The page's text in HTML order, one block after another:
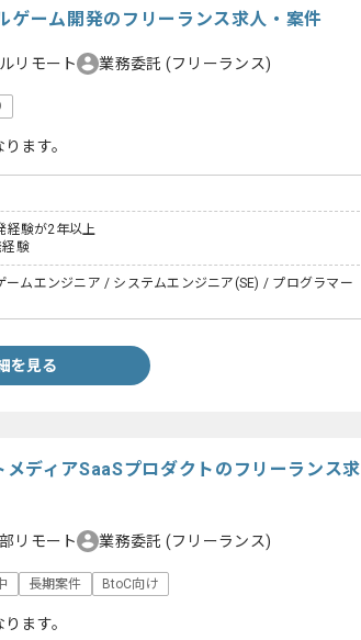
ゲーム開発のフリーランス求人・案件
リモート 業務委託 (フリーランス)
ます。
経験が2年以上
経験
ムエンジニア / システムエンジニア(SE) / プログラマー
を見る
ディアSaaSプロダクトのフリーランス求
リモート 業務委託 (フリーランス)
長期案件 BtoC向け
ます。